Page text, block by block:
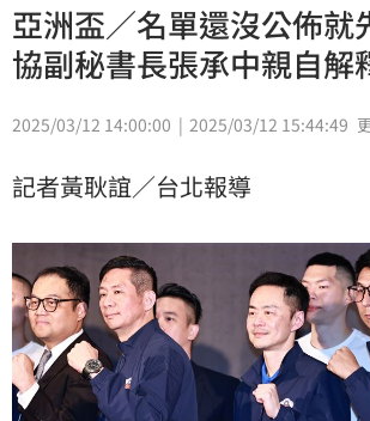
亞洲盃／名單還沒公佈
協副秘書長張承中親自解
2025/03/12 14:00:00 2025/03/12 15:44:49
記者黃耿誼／台北報導